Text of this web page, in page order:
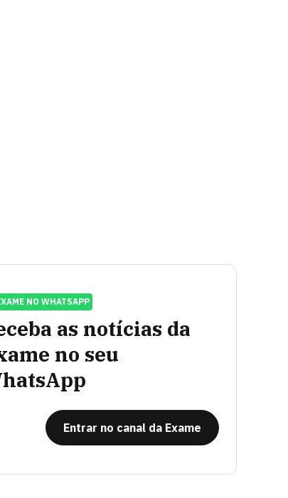
NO WHATSAPP
as notícias da
no seu
Entrar no canal da Exame